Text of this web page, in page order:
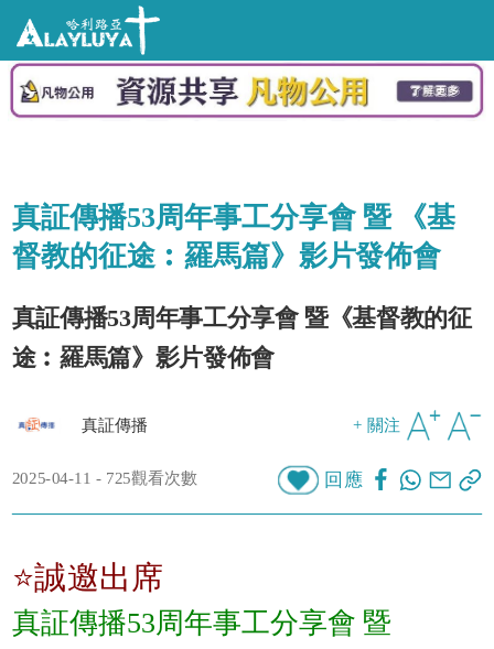
真証傳播53周年事工分享會 暨 《基
督教的征途︰羅馬篇》影片發佈會
真証傳播53周年事工分享會 暨《基督教的征
途︰羅馬篇》影片發佈會
+ 關注
真証傳播
2025-04-11 - 725觀看次數 回應
⭐誠邀出席
真証傳播53周年事工分享會 暨